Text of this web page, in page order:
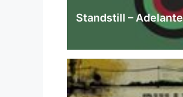
Standstill –